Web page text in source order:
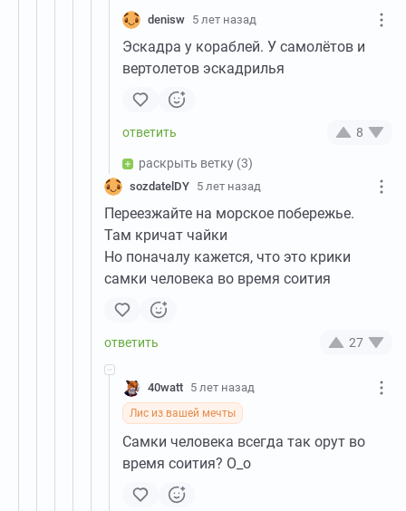
denisw 5 лет назад
Эскадра у кораблей. У самолётов и
вертолетов эскадрилья
8
раскрыть ветку (3)
sozdatelDY 5 лет назад
Переезжайте на морское побережье.
Там кричат чайки
Но поначалу кажется, что это крики
самки человека во время соития
27
40watt 5 лет назад
Лис из вашей мечты
Самки человека всегда так орут во
время соития? О_о